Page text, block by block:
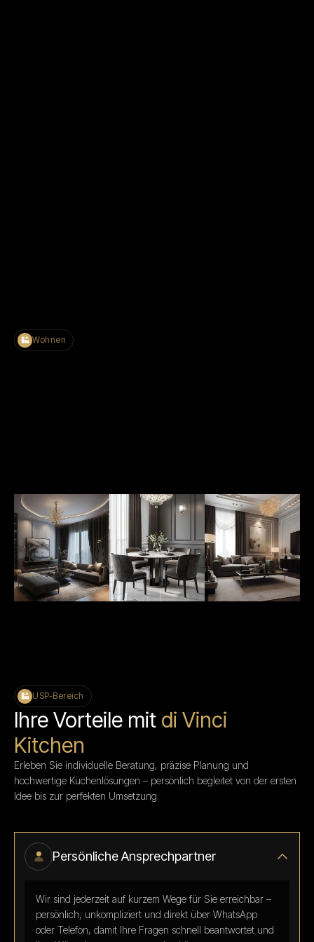
Wohnen
USP-Bereich
Ihre Vorteile mit di Vinci
Kitchen
Erleben Sie individuelle Beratung, präzise Planung und
hochwertige Küchenlösungen – persönlich begleitet von der ersten
Idee bis zur perfekten Umsetzung.
Persönliche Ansprechpartner
Wir sind jederzeit auf kurzem Wege für Sie erreichbar –
persönlich, unkompliziert und direkt über WhatsApp
oder Telefon, damit Ihre Fragen schnell beantwortet und